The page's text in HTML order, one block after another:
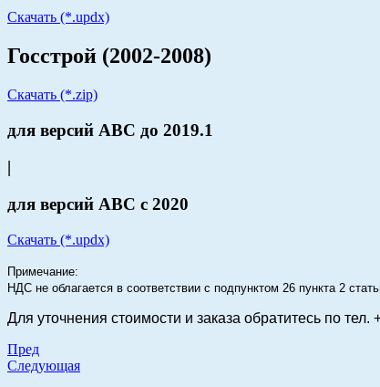
Скачать (*.updx)
Госстрой (2002-2008)
Скачать (*.zip)
для версий АВС до 2019.1
|
для версий АВС с 2020
Скачать (*.updx)
Примечание:
НДС не облагается в соответствии с подпунктом 26 пункта 2
Для уточнения стоимости и заказа обратитесь по тел.
Пред
Следующая